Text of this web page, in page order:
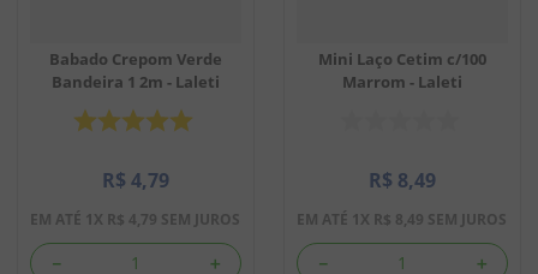
Babado Crepom Verde
Bandeira 1 2m - Laleti
R$ 4,79
EM ATÉ 1X R$ 4,79 SEM JUROS
＋
－
Mini Laço Cetim c/100
Marrom - Laleti
R$ 8,49
EM ATÉ 1X R$ 8,49 SEM JUROS
＋
－